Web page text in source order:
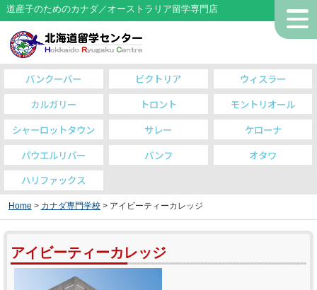
道産子のためのカナダ／オーストラリア留学専門店
バンクーバー ビクトリア
ウィスラー
カルガリー
トロント
モントリオール
シャーロットタウン
サレー
ケローナ
パウエルリバー
バンフ
オタワ
ハリファックス
Home > カナダ専門学校> アイビーティーカレッジ
アイビーティーカレッジ